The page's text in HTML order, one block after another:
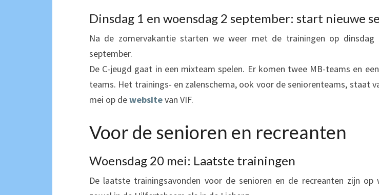
Dinsdag 1 en woensdag 2 september: start nieuwe
Na de zomervakantie starten we weer met de trainingen op dinsdag
september.
De C-jeugd gaat in een mixteam spelen. Er komen twee MB-teams en
teams. Het trainings- en zalenschema, ook voor de seniorenteams, staat
mei op dewebsitevan VIF.
Voor de senioren en recreanten
Woensdag 20 mei: Laatste trainingen
De laatste trainingsavonden voor de senioren en de recreanten zijn op